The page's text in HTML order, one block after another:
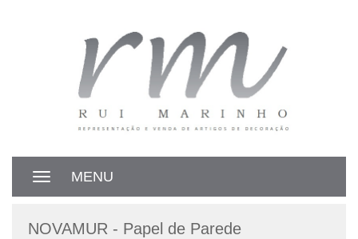
Toggle
MENU
NOVAMUR - Papel de Parede